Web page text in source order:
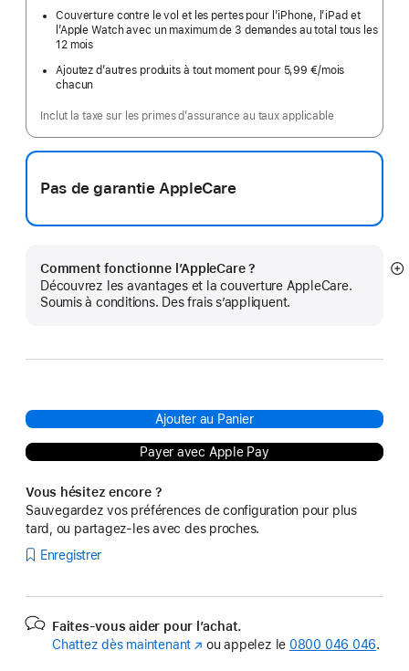
Couverture contre le vol et les pertes pour l’iPhone, l’iPad et
l’Apple Watch avec un maximum de 3 demandes au total tous les
12 mois
Ajoutez d’autres produits à tout moment pour 5,99 €/mois
chacun
Inclut la taxe sur les primes d’assurance au taux applicable
Pas de garantie AppleCare
Comment fonctionne l’AppleCare ?
Découvrez les avantages et la couverture AppleCare.
Soumis à conditions. Des frais s’appliquent.
Ajouter au Panier
Payer avec Apple Pay
Vous hésitez encore ?
Sauvegardez vos préférences de configuration pour plus
tard, ou partagez-les avec des proches.
Enregistrer
Faites-vous aider pour l’achat.
Chattez dès maintenant (s’ouvre
ou appelez le 0800 046 046.